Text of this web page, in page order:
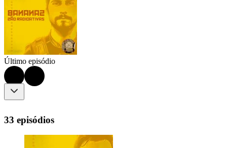
Último episódio
33 episódios